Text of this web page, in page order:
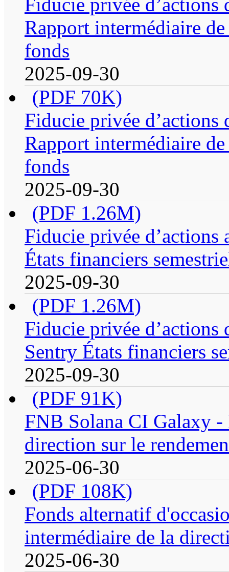
Fiducie privée d’actions
Rapport intermédiaire
fonds
2025-09-30
(PDF 70K)
Fiducie privée d’actions
Rapport intermédiaire
fonds
2025-09-30
(PDF 1.26M)
Fiducie privée d’actions
États financiers
2025-09-30
(PDF 1.26M)
Fiducie privée d’actions
Sentry États financiers
2025-09-30
(PDF 91K)
FNB Solana CI Galaxy
direction sur le
2025-06-30
(PDF 108K)
Fonds alternatif
intermédiaire de la
2025-06-30